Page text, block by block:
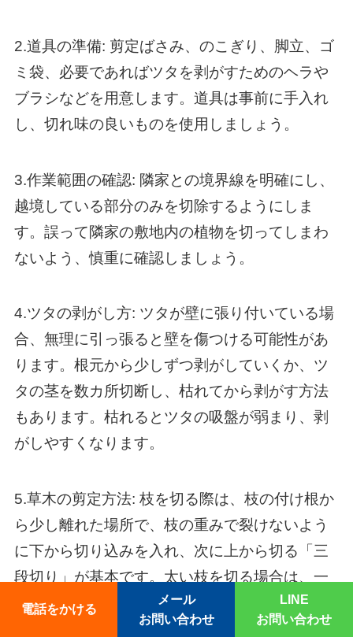
2.道具の準備: 剪定ばさみ、のこぎり、脚立、ゴ
ミ袋、必要であればツタを剥がすためのヘラや
ブラシなどを用意します。道具は事前に手入れ
し、切れ味の良いものを使用しましょう。
3.作業範囲の確認: 隣家との境界線を明確にし、
越境している部分のみを切除するようにしま
す。誤って隣家の敷地内の植物を切ってしまわ
ないよう、慎重に確認しましょう。
4.ツタの剥がし方: ツタが壁に張り付いている場
合、無理に引っ張ると壁を傷つける可能性があ
ります。根元から少しずつ剥がしていくか、ツ
タの茎を数カ所切断し、枯れてから剥がす方法
もあります。枯れるとツタの吸盤が弱まり、剥
がしやすくなります。
5.草木の剪定方法: 枝を切る際は、枝の付け根か
ら少し離れた場所で、枝の重みで裂けないよう
に下から切り込みを入れ、次に上から切る「三
段切り」が基本です。太い枝を切る場合は、一
度に切ろうとせず、数回に分けて切り落としま
しょう。電線に近い場所や、高所での作業は危
電話をかける
メール
お問い合わせ
LINE
お問い合わせ